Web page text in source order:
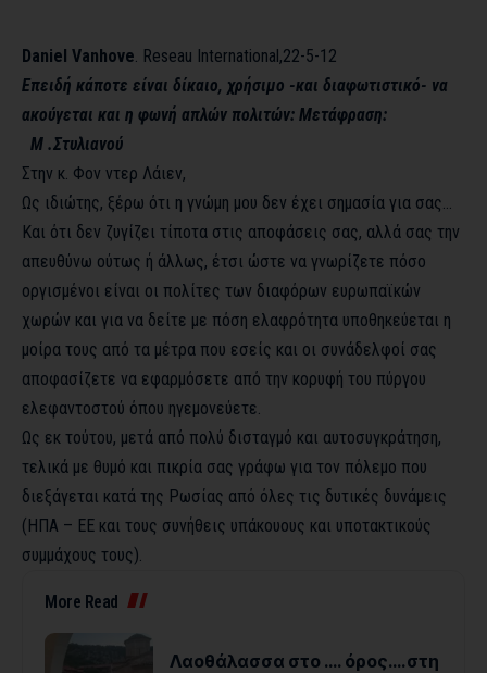
Daniel Vanhove. Reseau International,22-5-12
Επειδή κάποτε είναι δίκαιο, χρήσιμο -και διαφωτιστικό- να
ακούγεται και η φωνή απλών πολιτών: Μετάφραση:
Μ .Στυλιανού
Στην κ. Φον ντερ Λάιεν,
Ως ιδιώτης, ξέρω ότι η γνώμη μου δεν έχει σημασία για σας…
Και ότι δεν ζυγίζει τίποτα στις αποφάσεις σας, αλλά σας την
απευθύνω ούτως ή άλλως, έτσι ώστε να γνωρίζετε πόσο
οργισμένοι είναι οι πολίτες των διαφόρων ευρωπαϊκών
χωρών και για να δείτε με πόση ελαφρότητα υποθηκεύεται η
μοίρα τους από τα μέτρα που εσείς και οι συνάδελφοί σας
αποφασίζετε να εφαρμόσετε από την κορυφή του πύργου
ελεφαντοστού όπου ηγεμονεύετε.
Ως εκ τούτου, μετά από πολύ δισταγμό και αυτοσυγκράτηση,
τελικά με θυμό και πικρία σας γράφω για τον πόλεμο που
διεξάγεται κατά της Ρωσίας από όλες τις δυτικές δυνάμεις
(ΗΠΑ – ΕΕ και τους συνήθεις υπάκουους και υποτακτικούς
συμμάχους τους).
More Read
Λαοθάλασσα στο …. όρος….στη